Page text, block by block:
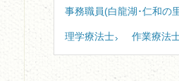
事務職員(白龍湖･仁和の
理学療法士 作業療法